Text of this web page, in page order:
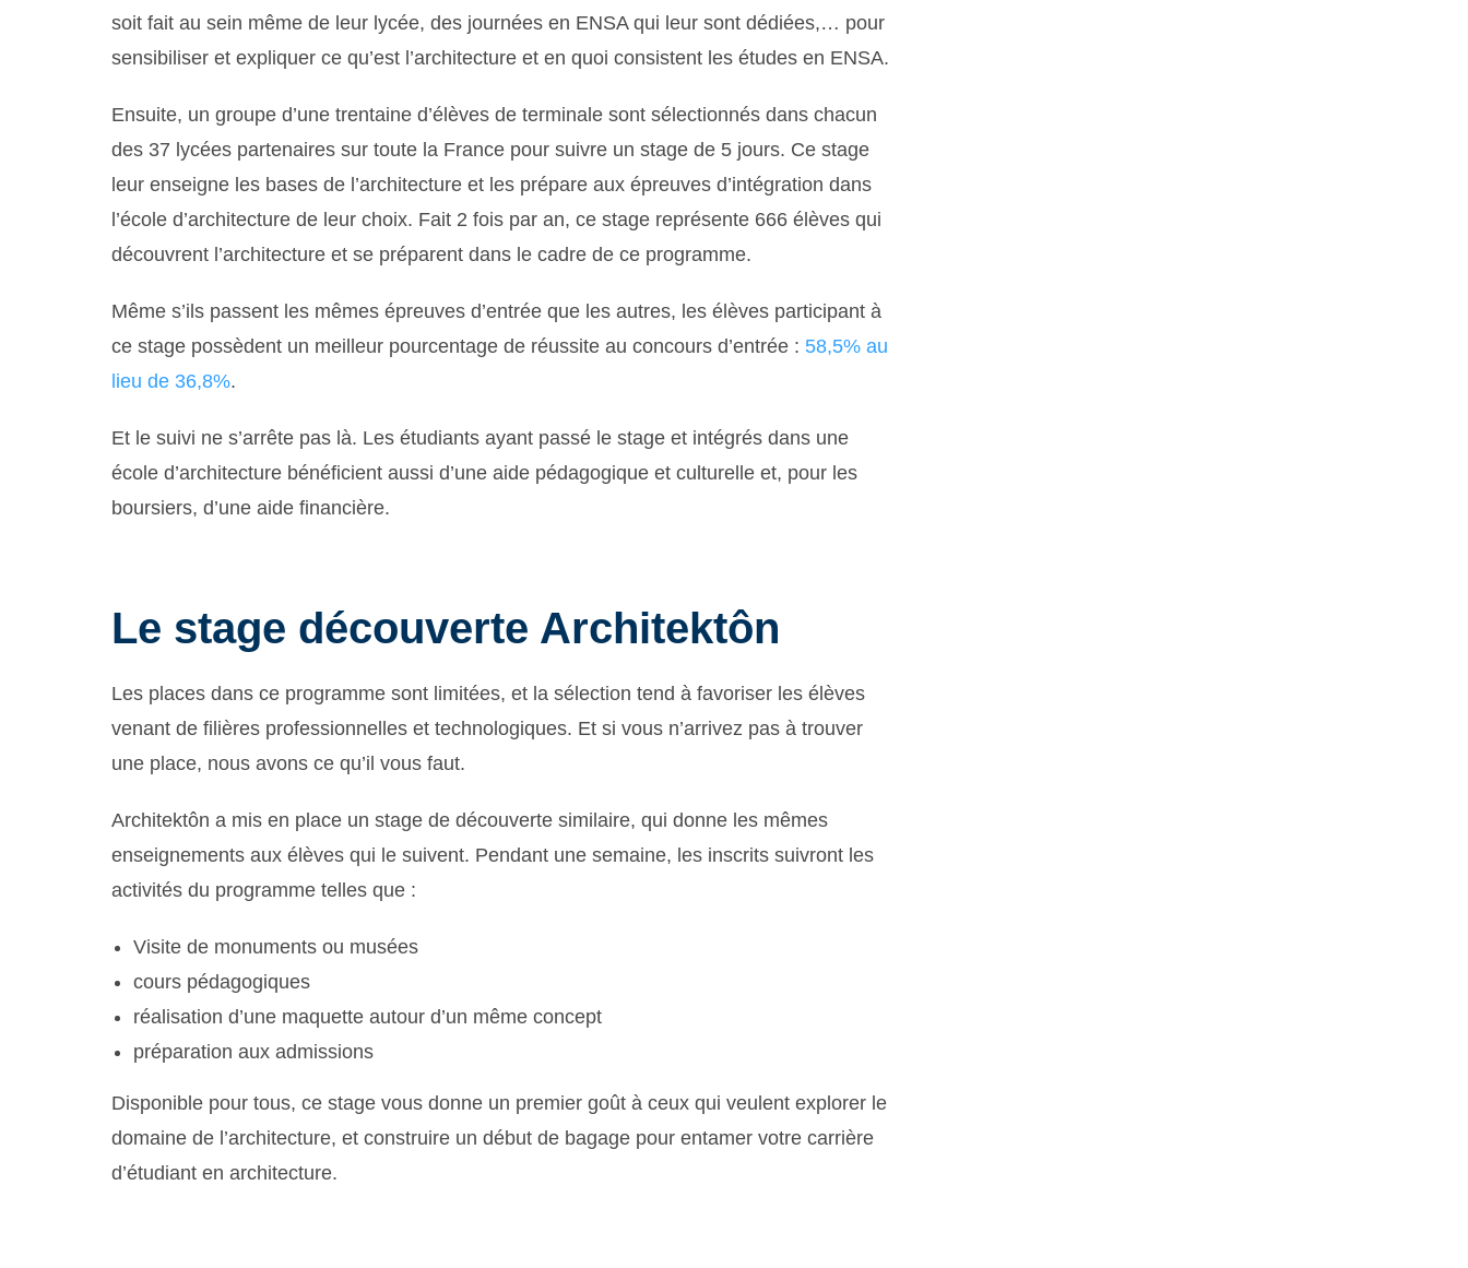
soit fait au sein même de leur lycée, des journées en ENSA qui leur sont dédiées,… pour
sensibiliser et expliquer ce qu’est l’architecture et en quoi consistent les études en ENSA.
Ensuite, un groupe d’une trentaine d’élèves de terminale sont sélectionnés dans chacun
des 37 lycées partenaires sur toute la France pour suivre un stage de 5 jours. Ce stage
leur enseigne les bases de l’architecture et les prépare aux épreuves d’intégration dans
l’école d’architecture de leur choix. Fait 2 fois par an, ce stage représente 666 élèves qui
découvrent l’architecture et se préparent dans le cadre de ce programme.
Même s’ils passent les mêmes épreuves d’entrée que les autres, les élèves participant à
ce stage possèdent un meilleur pourcentage de réussite au concours d’entrée : 58,5% au
lieu de 36,8%.
Et le suivi ne s’arrête pas là. Les étudiants ayant passé le stage et intégrés dans une
école d’architecture bénéficient aussi d’une aide pédagogique et culturelle et, pour les
boursiers, d’une aide financière.
Le stage découverte Architektôn
Les places dans ce programme sont limitées, et la sélection tend à favoriser les élèves
venant de filières professionnelles et technologiques. Et si vous n’arrivez pas à trouver
une place, nous avons ce qu’il vous faut.
Architektôn a mis en place un stage de découverte similaire, qui donne les mêmes
enseignements aux élèves qui le suivent. Pendant une semaine, les inscrits suivront les
activités du programme telles que :
Visite de monuments ou musées
cours pédagogiques
réalisation d’une maquette autour d’un même concept
préparation aux admissions
Disponible pour tous, ce stage vous donne un premier goût à ceux qui veulent explorer le
domaine de l’architecture, et construire un début de bagage pour entamer votre carrière
d’étudiant en architecture.